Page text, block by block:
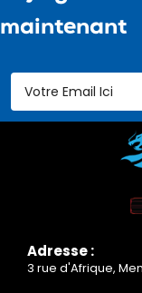
maintenant
Adresse :
3 rue d'Afrique,